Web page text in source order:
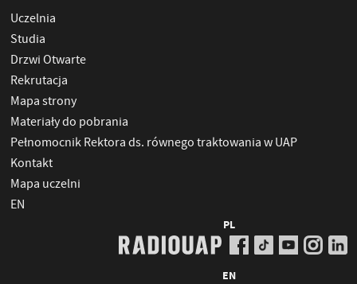
Uczelnia
Studia
Drzwi Otwarte
Rekrutacja
Mapa strony
Materiały do pobrania
Pełnomocnik Rektora ds. równego traktowania w UAP
Kontakt
Mapa uczelni
EN
PL
EN